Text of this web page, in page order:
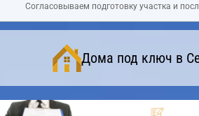
Согласовываем подготовку участка и
Дома под ключ в